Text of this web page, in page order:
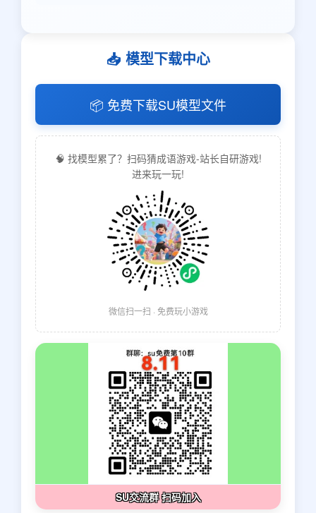
📥 模型下载中心
📦 免费下载SU模型文件
🧠 找模型累了？扫码猜成语游戏-站长自研游戏!
进来玩一玩!
微信扫一扫 · 免费玩小游戏
SU交流群 扫码加入